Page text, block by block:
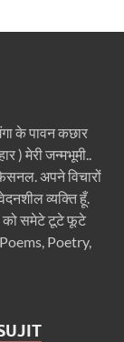
के पावन कछार
) मेरी जन्मभूमी..
अपने विचारों
व्यक्ति हूँ.
को समेटे टूटे फूटे
Poetry,